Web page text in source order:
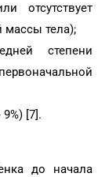
отсутствует
массы тела);
степени
[7].
до начала